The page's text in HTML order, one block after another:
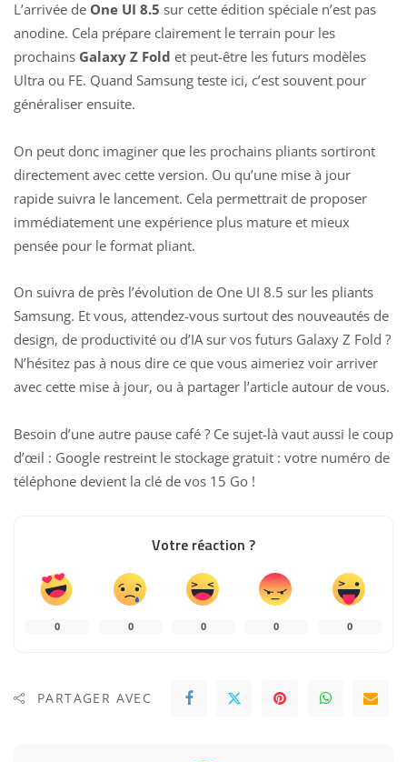
L’arrivée de One UI 8.5 sur cette édition spéciale n’est pas
anodine. Cela prépare clairement le terrain pour les
prochains Galaxy Z Fold et peut-être les futurs modèles
Ultra ou FE. Quand Samsung teste ici, c’est souvent pour
généraliser ensuite.
On peut donc imaginer que les prochains pliants sortiront
directement avec cette version. Ou qu’une mise à jour
rapide suivra le lancement. Cela permettrait de proposer
immédiatement une expérience plus mature et mieux
pensée pour le format pliant.
On suivra de près l’évolution de One UI 8.5 sur les pliants
Samsung. Et vous, attendez-vous surtout des nouveautés de
design, de productivité ou d’IA sur vos futurs Galaxy Z Fold ?
N’hésitez pas à nous dire ce que vous aimeriez voir arriver
avec cette mise à jour, ou à partager l’article autour de vous.
Besoin d’une autre pause café ? Ce sujet-là vaut aussi le coup
d’œil : Google restreint le stockage gratuit : votre numéro de
téléphone devient la clé de vos 15 Go !
Votre réaction ?
0 0 0 0 0
PARTAGER AVEC